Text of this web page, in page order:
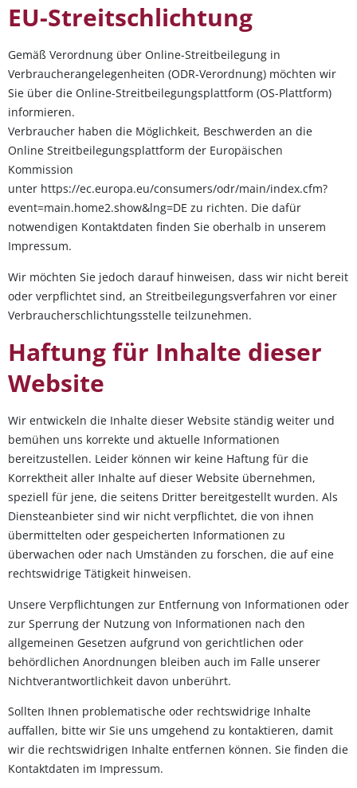
EU-Streitschlichtung
Gemäß Verordnung über Online-Streitbeilegung in
Verbraucherangelegenheiten (ODR-Verordnung) möchten wir
Sie über die Online-Streitbeilegungsplattform (OS-Plattform)
informieren.
Verbraucher haben die Möglichkeit, Beschwerden an die
Online Streitbeilegungsplattform der Europäischen
Kommission
unter https://ec.europa.eu/consumers/odr/main/index.cfm?
event=main.home2.show&lng=DE zu richten. Die dafür
notwendigen Kontaktdaten finden Sie oberhalb in unserem
Impressum.
Wir möchten Sie jedoch darauf hinweisen, dass wir nicht bereit
oder verpflichtet sind, an Streitbeilegungsverfahren vor einer
Verbraucherschlichtungsstelle teilzunehmen.
Haftung für Inhalte dieser
Website
Wir entwickeln die Inhalte dieser Website ständig weiter und
bemühen uns korrekte und aktuelle Informationen
bereitzustellen. Leider können wir keine Haftung für die
Korrektheit aller Inhalte auf dieser Website übernehmen,
speziell für jene, die seitens Dritter bereitgestellt wurden. Als
Diensteanbieter sind wir nicht verpflichtet, die von ihnen
übermittelten oder gespeicherten Informationen zu
überwachen oder nach Umständen zu forschen, die auf eine
rechtswidrige Tätigkeit hinweisen.
Unsere Verpflichtungen zur Entfernung von Informationen oder
zur Sperrung der Nutzung von Informationen nach den
allgemeinen Gesetzen aufgrund von gerichtlichen oder
behördlichen Anordnungen bleiben auch im Falle unserer
Nichtverantwortlichkeit davon unberührt.
Sollten Ihnen problematische oder rechtswidrige Inhalte
auffallen, bitte wir Sie uns umgehend zu kontaktieren, damit
wir die rechtswidrigen Inhalte entfernen können. Sie finden die
Kontaktdaten im Impressum.